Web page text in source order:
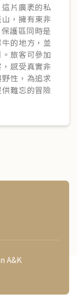
片廣袤的私
，擁有東非
護區同時是
的地方，並
旅客可參加
感受真實非
性，為追求
難忘的冒險
A&K